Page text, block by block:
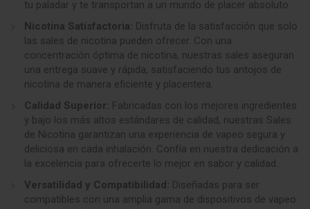
tu paladar y te transportan a un mundo de placer absoluto.
Nicotina Satisfactoria:
Disfruta de la satisfacción que solo
las sales de nicotina pueden ofrecer. Con una
concentración óptima de nicotina, nuestras sales aseguran
una entrega suave y rápida, satisfaciendo tus antojos de
nicotina de manera eficiente y placentera.
Calidad Superior:
Fabricadas con los mejores ingredientes
y bajo los más altos estándares de calidad, nuestras Sales
de Nicotina garantizan una experiencia de vapeo segura y
deliciosa en cada inhalación. Confía en nuestra dedicación a
la excelencia para ofrecerte lo mejor en sabor y calidad.
Versatilidad y Compatibilidad:
Diseñadas para ser
compatibles con una amplia gama de dispositivos de vapeo.